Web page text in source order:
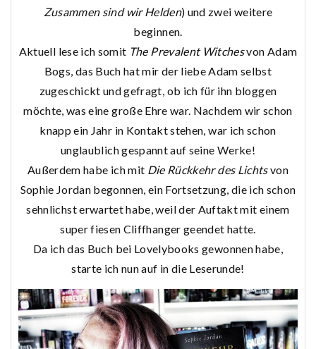
Zusammen sind wir Helden) und zwei weitere
beginnen.
Aktuell lese ich somit The Prevalent Witchesvon Adam
Bogs, das Buch hat mir der liebe Adam selbst
zugeschickt und gefragt, ob ich für ihn bloggen
möchte, was eine große Ehre war. Nachdem wir schon
knapp ein Jahr in Kontakt stehen, war ich schon
unglaublich gespannt auf seine Werke!
Außerdem habe ich mit Die Rückkehr des Lichtsvon
Sophie Jordan begonnen, ein Fortsetzung, die ich schon
sehnlichst erwartet habe, weil der Auftakt mit einem
super fiesen Cliffhanger geendet hatte.
Da ich das Buch bei Lovelybooks gewonnen habe,
starte ich nun auf in die Leserunde!